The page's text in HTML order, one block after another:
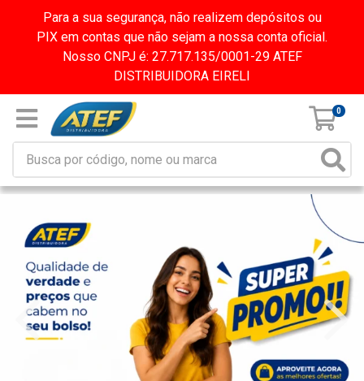
Para a sua segurança, não realizem depósitos ou
PIX em contas que não sejam a nossa conta oficial.
Nosso CNPJ é: 27.717.135/0001-29 ATEF
DISTRIBUIDORA EIRELI
0